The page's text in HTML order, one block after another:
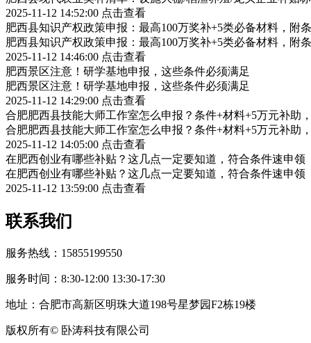
2025-11-12 14:52:00 点击查看
肥西县知识产权政策申报：最高100万奖补+5类必备材料，附
肥西县知识产权政策申报：最高100万奖补+5类必备材料，附
2025-11-12 14:46:00 点击查看
肥西景区注意！研学基地申报，这些条件必须满足
肥西景区注意！研学基地申报，这些条件必须满足
2025-11-12 14:29:00 点击查看
合肥肥西县技能大师工作室怎么申报？条件+材料+5万元补助
合肥肥西县技能大师工作室怎么申报？条件+材料+5万元补助
2025-11-12 14:05:00 点击查看
在肥西创业有哪些补贴？这几点一定要知道，符合条件速申领
在肥西创业有哪些补贴？这几点一定要知道，符合条件速申领
2025-11-12 13:59:00 点击查看
联系我们
服务热线：15855199550
服务时间：8:30-12:00 13:30-17:30
地址：合肥市高新区明珠大道198号星梦园F2栋19楼
版权所有© 卧涛科技有限公司